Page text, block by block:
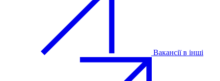
Вакансії в інші